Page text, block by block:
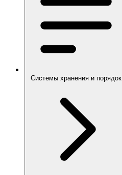
Системы хранения и порядок